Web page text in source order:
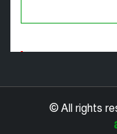
© All rights